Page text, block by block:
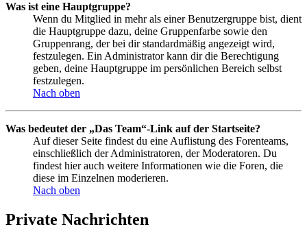
Was ist eine Hauptgruppe?
Wenn du Mitglied in mehr als einer Benutzergruppe bist, dient
die Hauptgruppe dazu, deine Gruppenfarbe sowie den
Gruppenrang, der bei dir standardmäßig angezeigt wird,
festzulegen. Ein Administrator kann dir die Berechtigung
geben, deine Hauptgruppe im persönlichen Bereich selbst
festzulegen.
Nach oben
Was bedeutet der „Das Team“-Link auf der Startseite?
Auf dieser Seite findest du eine Auflistung des Forenteams,
einschließlich der Administratoren, der Moderatoren. Du
findest hier auch weitere Informationen wie die Foren, die
diese im Einzelnen moderieren.
Nach oben
Private Nachrichten